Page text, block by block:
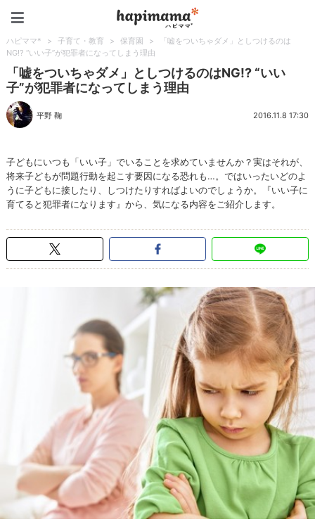
ハピママ* > 子育て・教育 > 保育園 >
「嘘をついちゃダメ」としつけるのは
NG!? “いい子”が犯罪者になってしまう理由
「嘘をついちゃダメ」としつけるのはNG!? “いい
子”が犯罪者になってしまう理由
平野 鞠 2016.11.8 17:30
子どもにいつも「いい子」でいることを求めていませんか？実はそれが、
将来子どもが問題行動を起こす要因になる恐れも…。ではいったいどのよ
うに子どもに接したり、しつけたりすればよいのでしょうか。『いい子に
育てると犯罪者になります』から、気になる内容をご紹介します。